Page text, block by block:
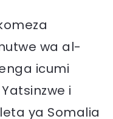
wa al-
icumi
i
ya Somalia